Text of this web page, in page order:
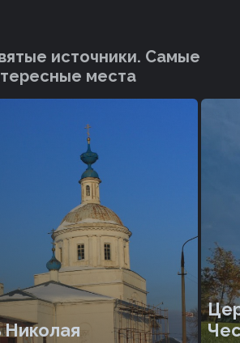
источники. Cамые
места